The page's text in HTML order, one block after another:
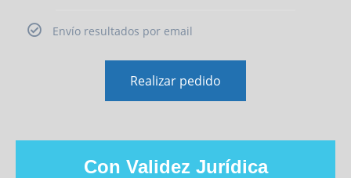
Envío resultados por email
Realizar pedido
Con Validez Jurídica